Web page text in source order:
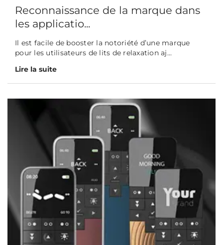
Reconnaissance de la marque dans
les applicatio...
Il est facile de booster la notoriété d’une marque
pour les utilisateurs de lits de relaxation aj...
Lire la suite